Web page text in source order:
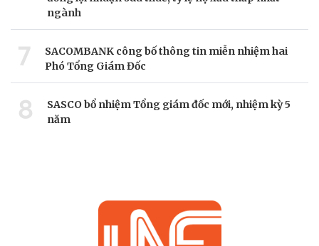
ngành
7
SACOMBANK công bố thông tin miễn nhiệm hai
Phó Tổng Giám Đốc
8
SASCO bổ nhiệm Tổng giám đốc mới, nhiệm kỳ 5
năm